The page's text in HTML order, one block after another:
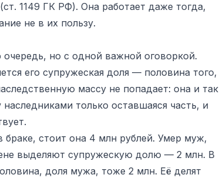
(ст. 1149 ГК РФ). Она работает даже тогда,
не в их пользу.
но с одной важной оговоркой.
его супружеская доля — половина того,
массу не попадает: она и так
только оставшаяся часть, и
стоит она 4 млн рублей. Умер муж,
выделяют супружескую долю — 2 млн. В
доля мужа, тоже 2 млн. Её делят